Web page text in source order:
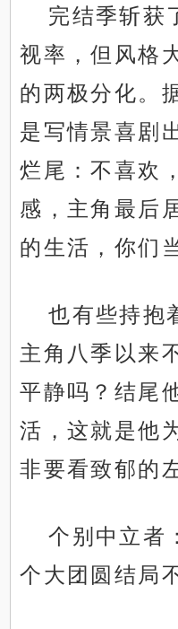
完结季斩获
视率，但风格
的两极分化。
是写情景喜剧
烂尾：不喜欢
感，主角最后
的生活，你们
也有些持抱
主角八季以来
平静吗？结尾
活，这就是他
非要看致郁的
个别中立者
个大团圆结局